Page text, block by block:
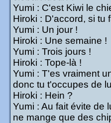
Yumi : C'est Kiwi le
Hiroki : D'accord, si tu
Yumi : Un jour !
Hiroki : Une semaine !
Yumi : Trois jours !
Hiroki : Tope-là !
Yumi : T'es vraiment
donc tu t'occupes de
Hiroki : Hein ?
Yumi : Au fait évite de
ne mange que des